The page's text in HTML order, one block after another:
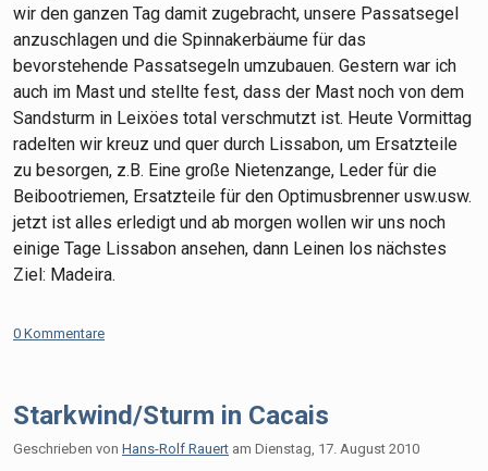
wir den ganzen Tag damit zugebracht, unsere Passatsegel
anzuschlagen und die Spinnakerbäume für das
bevorstehende Passatsegeln umzubauen. Gestern war ich
auch im Mast und stellte fest, dass der Mast noch von dem
Sandsturm in Leixöes total verschmutzt ist. Heute Vormittag
radelten wir kreuz und quer durch Lissabon, um Ersatzteile
zu besorgen, z.B. Eine große Nietenzange, Leder für die
Beibootriemen, Ersatzteile für den Optimusbrenner usw.usw.
jetzt ist alles erledigt und ab morgen wollen wir uns noch
einige Tage Lissabon ansehen, dann Leinen los nächstes
Ziel: Madeira.
0 Kommentare
Starkwind/Sturm in Cacais
Geschrieben von Hans-Rolf Rauert am Dienstag, 17. August 2010